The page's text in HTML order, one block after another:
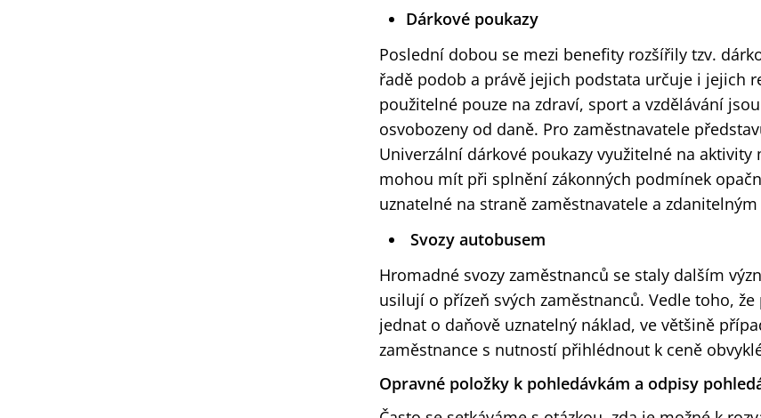
Dárkové poukazy
Poslední dobou se mezi benefity rozšířily tzv.
řadě podob a právě jejich podstata určuje i jejich
použitelné pouze na zdraví, sport a vzdělávání
osvobozeny od daně. Pro zaměstnavatele
Univerzální dárkové poukazy využitelné na
mohou mít při splnění zákonných podmínek
uznatelné na straně zaměstnavatele a
Svozy autobusem
Hromadné svozy zaměstnanců se staly dalším
usilují o přízeň svých zaměstnanců. Vedle toho,
jednat o daňově uznatelný náklad, ve většině
zaměstnance s nutností přihlédnout k ceně
Opravné položky k pohledávkám a odpisy